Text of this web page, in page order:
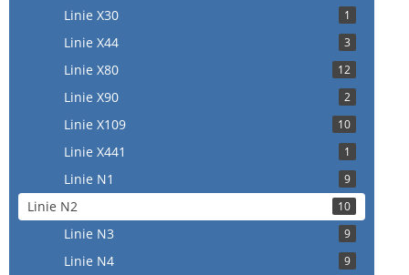
Linie X30 1
Linie X44 3
Linie X80 12
Linie X90 2
Linie X109 10
Linie X441 1
Linie N1 9
Linie N2 10
Linie N3 9
Linie N4 9